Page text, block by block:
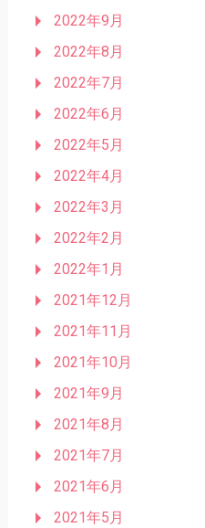
2022年9月
2022年8月
2022年7月
2022年6月
2022年5月
2022年4月
2022年3月
2022年2月
2022年1月
2021年12月
2021年11月
2021年10月
2021年9月
2021年8月
2021年7月
2021年6月
2021年5月